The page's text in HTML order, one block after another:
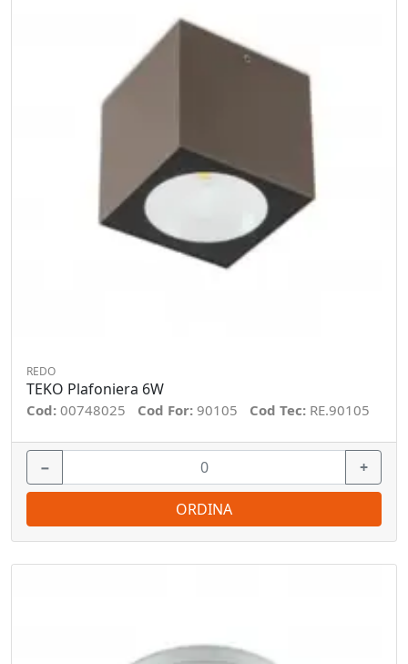
REDO
TEKO Plafoniera 6W
Cod: 00748025 Cod For: 90105 Cod Tec: RE.90105
− +
ORDINA